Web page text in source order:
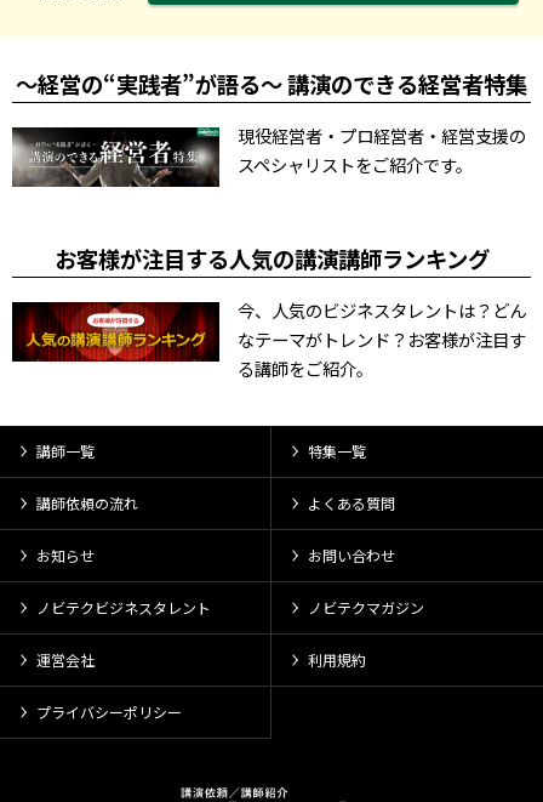
～経営の“実践者”が語る～ 講演のできる経営者特集
現役経営者・プロ経営者・経営支援の
スペシャリストをご紹介です。
お客様が注目する人気の講演講師ランキング
今、人気のビジネスタレントは？どん
なテーマがトレンド？お客様が注目す
る講師をご紹介。
講師一覧 特集一覧
講師依頼の流れ よくある質問
お知らせ お問い合わせ
ノビテクビジネスタレント ノビテクマガジン
運営会社 利用規約
プライバシーポリシー